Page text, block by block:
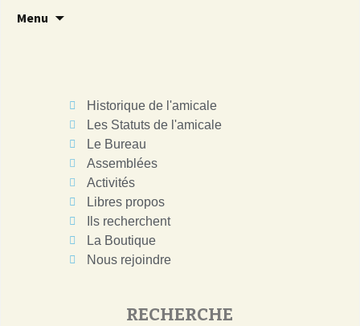
Amicale 14
Brave 14
Menu
Historique de l'amicale
Les Statuts de l'amicale
Le Bureau
Assemblées
Activités
Libres propos
Ils recherchent
La Boutique
Nous rejoindre
RECHERCHE